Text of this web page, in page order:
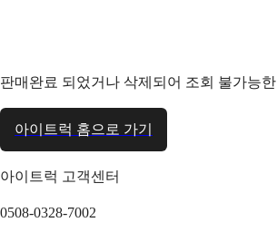
판매완료 되었거나 삭제되어 조회 불가능
아이트럭 홈으로 가기
아이트럭 고객센터
0508-0328-7002